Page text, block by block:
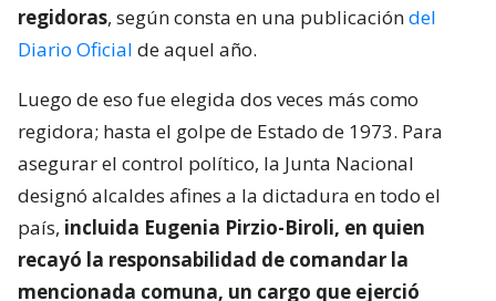
regidoras, según consta en una publicacióndel
Diario Oficial de aquel año.
Luego de eso fue elegida dos veces más como
regidora; hasta el golpe de Estado de 1973. Para
asegurar el control político, la Junta Nacional
designó alcaldes afines a la dictadura en todo el
país, incluida Eugenia Pirzio-Biroli, en quien
recayó la responsabilidad de comandar la
mencionada comuna, un cargo que ejerció